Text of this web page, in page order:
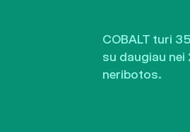
COBALT turi
su daugiau
neribotos.